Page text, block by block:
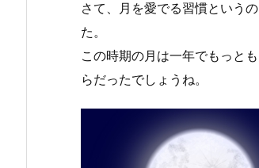
さて、月を愛でる習慣という
た。
この時期の月は一年でもっと
らだったでしょうね。